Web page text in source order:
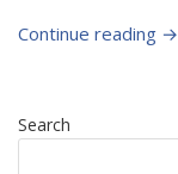
Continue reading →
Search